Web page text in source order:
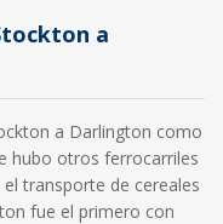
a
a Darlington como
hubo otros ferrocarriles
transporte de cereales
fue el primero con